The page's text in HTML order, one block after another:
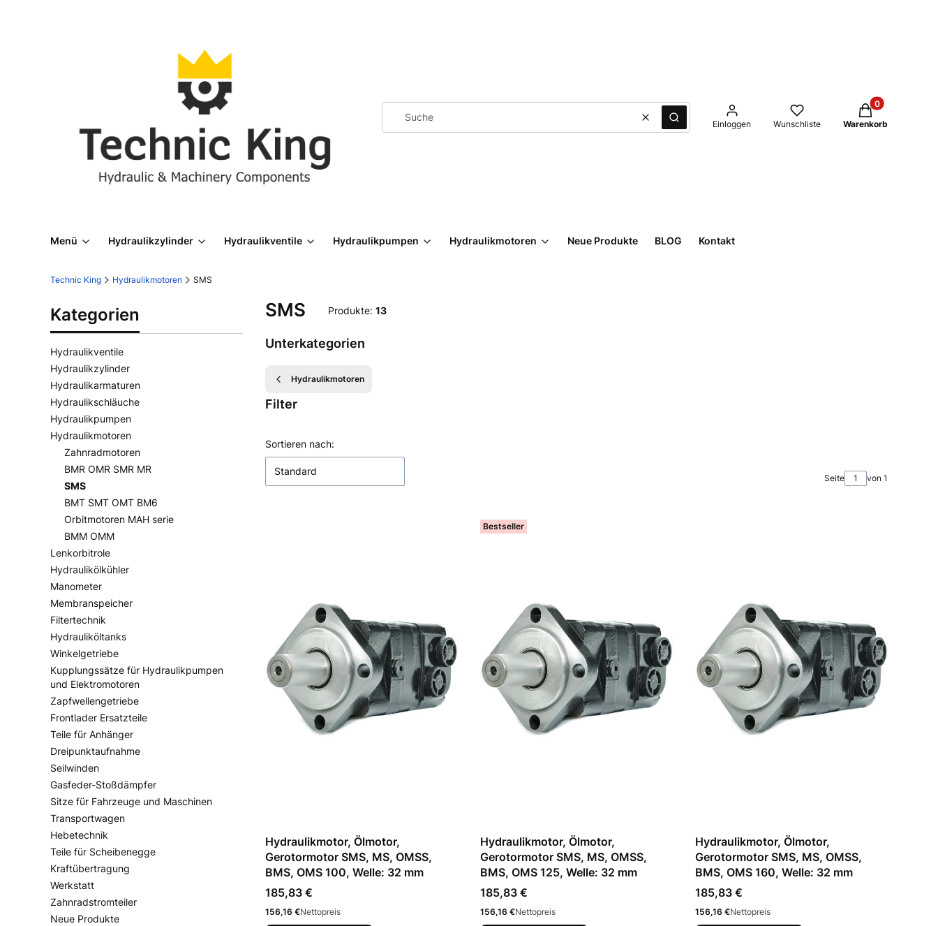
LöschenSuche Einloggen Wunschliste
Produkte im
Warenkorb
Menü Hydraulikzylinder Hydraulikventile Hydraulikpumpen Hydraulikmotoren Neue Produkte BLOG Kontakt
Technic King Hydraulikmotoren SMS
Kategorien
Hydraulikventile
Hydraulikzylinder
Hydraulikarmaturen
Hydraulikschläuche
Hydraulikpumpen
Hydraulikmotoren
Zahnradmotoren
BMR OMR SMR MR
SMS
BMT SMT OMT BM6
Orbitmotoren MAH serie
BMM OMM
Lenkorbitrole
Hydraulikölkühler
Manometer
Membranspeicher
Filtertechnik
Hydrauliköltanks
Winkelgetriebe
Kupplungssätze für Hydraulikpumpen
und Elektromotoren
Zapfwellengetriebe
Frontlader Ersatzteile
Teile für Anhänger
Dreipunktaufnahme
Seilwinden
Gasfeder-Stoßdämpfer
Sitze für Fahrzeuge und Maschinen
Transportwagen
Hebetechnik
Teile für Scheibenegge
Kraftübertragung
Werkstatt
Zahnradstromteiler
Neue Produkte
SMS Produkte: 13
Unterkategorien
Hydraulikmotoren
Filter
Ende der Filter
Produktliste
Sortieren nach:
Standard
Seite von 1
Hydraulikmotor, Ölmotor,
Gerotormotor SMS, MS, OMSS,
BMS, OMS 100, Welle: 32 mm
Preis
185,83 €
Preis
156,16 €Nettopreis
Bestseller
Hydraulikmotor, Ölmotor,
Gerotormotor SMS, MS, OMSS,
BMS, OMS 125, Welle: 32 mm
Preis
185,83 €
Preis
156,16 €Nettopreis
Hydraulikmotor, Ölmotor,
Gerotormotor SMS, MS, OMSS,
BMS, OMS 160, Welle: 32 mm
Preis
185,83 €
Preis
156,16 €Nettopreis